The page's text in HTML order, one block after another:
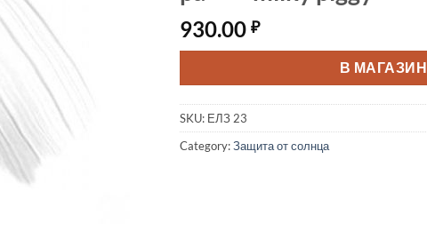
930.00 ₽
В МАГАЗИН
SKU: ЕЛЗ 23
Category:Защита от солнца